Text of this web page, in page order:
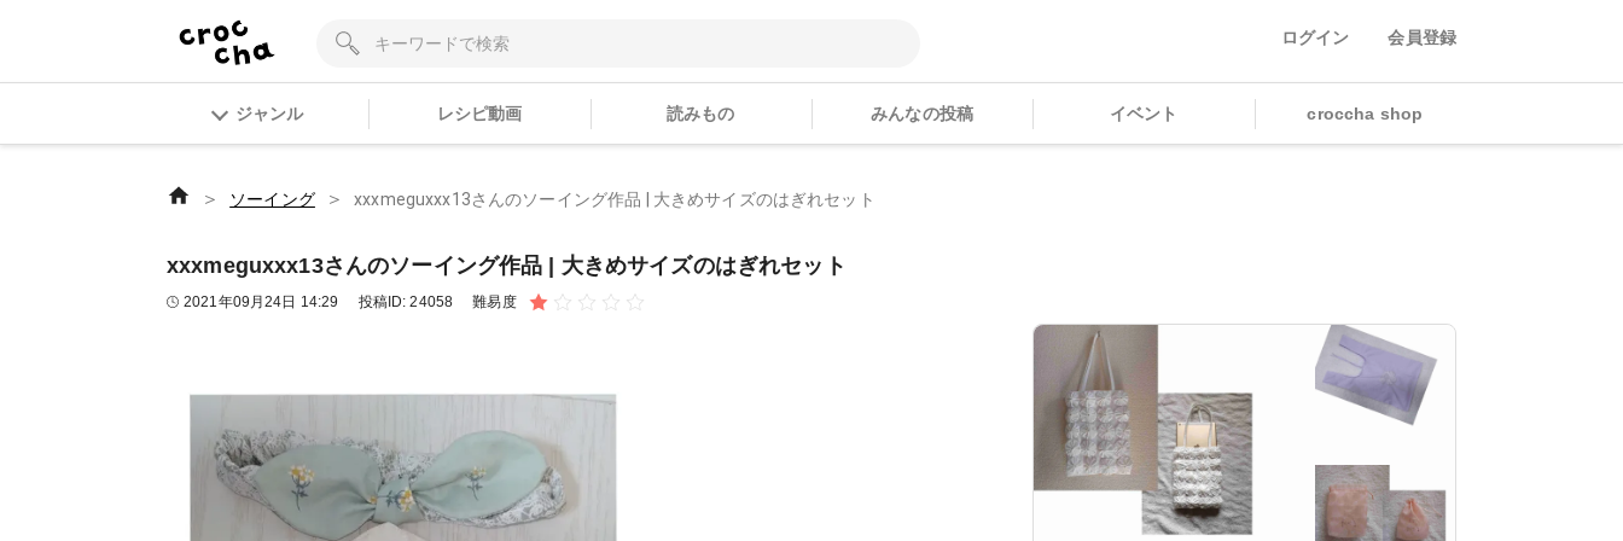
ログイン 会員登録
ジャンル レシピ動画 読みもの みんなの投稿 イベント croccha shop
＞ ソーイング ＞ xxxmeguxxx13さんのソーイング作品 | 大きめサイズのはぎれセット
xxxmeguxxx13さんのソーイング作品 | 大きめサイズのはぎれセット
2021年09月24日 14:29 投稿ID:24058 難易度